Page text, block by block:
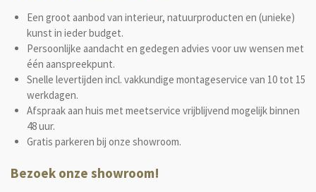
Een groot aanbod van interieur, natuurproducten en (unieke)
kunst in ieder budget.
Persoonlijke aandacht en gedegen advies voor uw wensen met
één aanspreekpunt.
Snelle levertijden incl. vakkundige montageservice van 10 tot 15
werkdagen.
Afspraak aan huis met meetservice vrijblijvend mogelijk binnen
48 uur.
Gratis parkeren bij onze showroom.
Bezoek onze showroom!